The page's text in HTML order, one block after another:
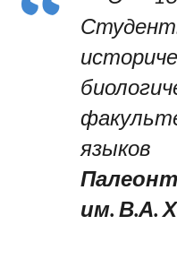
им. В.А.